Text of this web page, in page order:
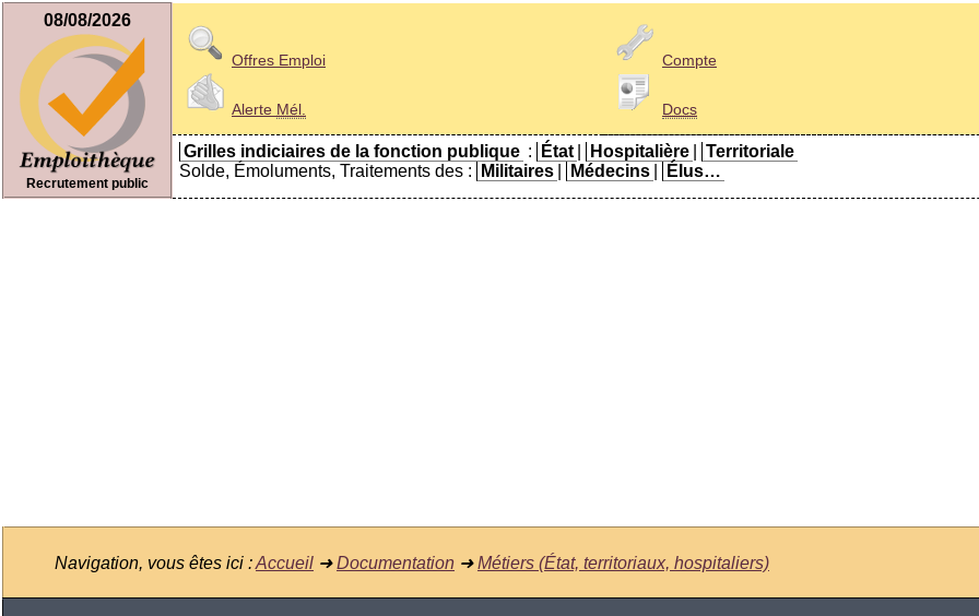
08/08/2026
Recrutement public
Offres Emploi
Alerte Mél.
Compte
Docs
Grilles indiciaires de la fonction publique : État Hospitalière
Territoriale
Solde, Émoluments, Traitements des :
Militaires Médecins Élus…
Navigation, vous êtes ici :Accueil ➜Documentation ➜Métiers (État, territoriaux, hospitaliers)